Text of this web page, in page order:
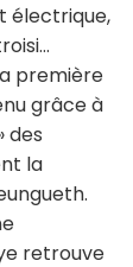
électrique,
première
grâce à
des
la
retrouve